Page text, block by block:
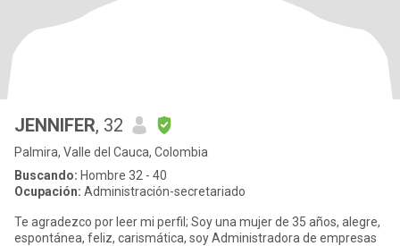
JENNIFER, 32
Palmira, Valle del Cauca, Colombia
Buscando: Hombre 32 - 40
Ocupación: Administración-secretariado
Te agradezco por leer mi perfil; Soy una mujer de 35 años, alegre,
espontánea, feliz, carismática, soy Administradora de empresas